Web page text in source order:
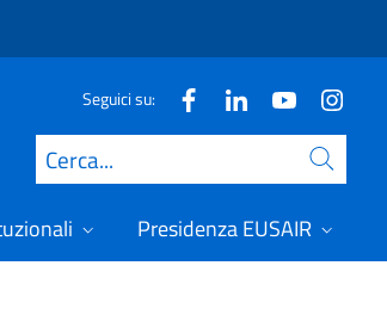
Seguici su:
Cerca
Presidenza EUSAIR